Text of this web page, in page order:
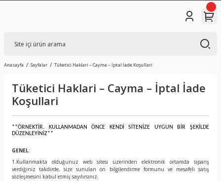
Anasayfa Sayfalar Tüketici Haklari – Cayma – İptal İade Koşullari
Tüketici Haklari – Cayma – İptal İade
Koşullari
**ÖRNEKTİR. KULLANMADAN ÖNCE KENDİ SİTENİZE UYGUN BİR ŞEKİLDE
DÜZENLEYİNİZ**
GENEL:
1.Kullanmakta olduğunuz web sitesi üzerinden elektronik ortamda sipariş
verdiğiniz takdirde, size sunulan ön bilgilendirme formunu ve mesafeli satış
sözleşmesini kabul etmiş sayılırsınız.